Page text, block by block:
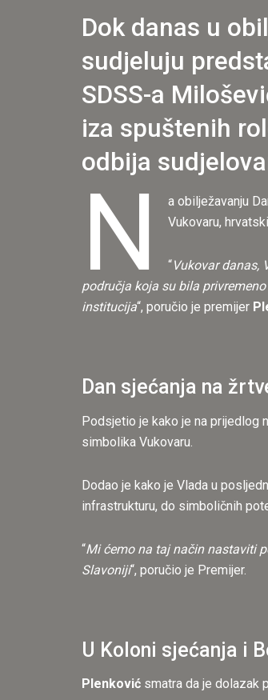
Dok danas u
sudjeluju
SDSS-a
iza spuštenih
odbija
N a obilježavanju
Vukovaru,
“Vukovar danas,
područja koja su bila
institucija“, poručio je premijer
Dan sjećanja na
Podsjetio je kako je na prijedlog
simbolika Vukovaru.
Dodao je kako je Vlada u
infrastrukturu, do simboličnih
“Mi ćemo na taj način nastaviti
Slavoniji“, poručio je Premijer.
U Koloni sjećanja i
Plenković smatra da je dolazak